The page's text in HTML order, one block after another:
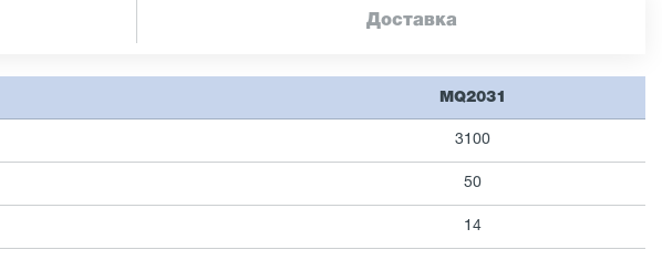
Доставка
MQ2031
3100
50
14